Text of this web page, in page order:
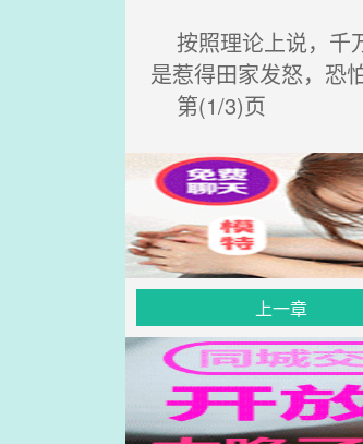
按照理论上说，千
是惹得田家发怒，恐
第(1/3)页
上一章